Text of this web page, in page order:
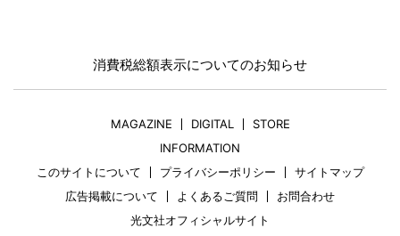
消費税総額表示についてのお知らせ
MAGAZINE DIGITAL
STORE
INFORMATION
このサイトについて
プライバシーポリシー
サイトマップ
広告掲載について
よくあるご質問
お問合わせ
光文社オフィシャルサイト